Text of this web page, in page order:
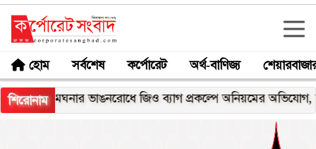
হোম সর্বশেষ কর্পোরেট অর্থ-বাণিজ্য
শিরোনাম
মেঘনার ভাঙনরোধে জিও ব্যাগ প্রকল্পে অনিয়মের অভিযোগ, নদীরকূলে